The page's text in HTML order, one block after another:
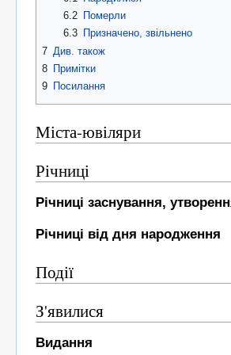
6.2
Померли
6.3
Призначено, звільнено
7 Див. також
8 Примітки
9 Посилання
Міста-ювіляри
Річниці
Річниці заснування,
Річниці від дня народження
Події
З'явилися
Видання